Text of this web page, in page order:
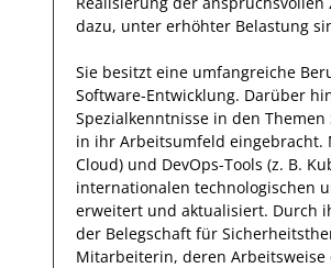
dazu, unter erhöhter Belastung
Sie besitzt eine umfangreiche
Software-Entwicklung. Darüber
Spezialkenntnisse in den
in ihr Arbeitsumfeld eingebracht.
Cloud) und DevOps-Tools (z. B.
internationalen technologischen
erweitert und aktualisiert. Durch
der Belegschaft für
Mitarbeiterin, deren Arbeitsweise